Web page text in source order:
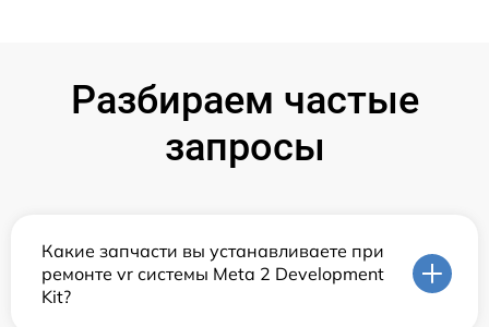
Разбираем частые
запросы
Какие запчасти вы устанавливаете при
ремонте vr системы Meta 2 Development
Kit?